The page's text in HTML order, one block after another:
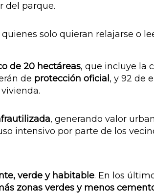
del parque.
solo quieran relajarse o
de 20 hectáreas, que incluye la
de protección oficial , y 92 de
, generando valor
intensivo por parte de los
verde y habitable. En los
zonas verdes y menos